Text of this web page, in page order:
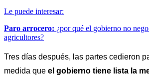
Le puede interesar:
Paro arrocero: ¿por qué el gobierno no
agricultores?
Tres días después, las partes cedieron
medida que el gobierno tiene lista la